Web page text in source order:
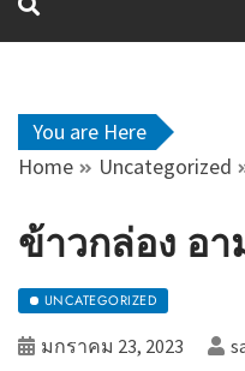
You are Here
Home
Uncategorized
ข้าวกล่อง อา
UNCATEGORIZED
มกราคม 23, 2023